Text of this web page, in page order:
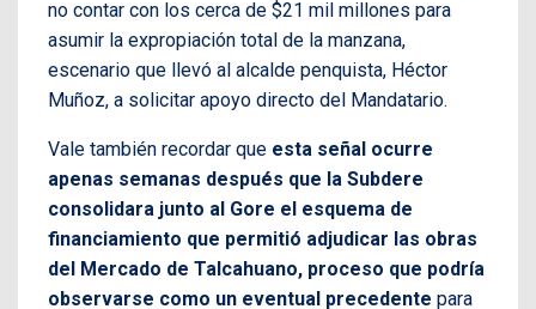
no contar con los cerca de $21 mil millones para
asumir la expropiación total de la manzana,
escenario que llevó al alcalde penquista, Héctor
Muñoz, a solicitar apoyo directo del Mandatario.
Vale también recordar que esta señal ocurre
apenas semanas después que la Subdere
consolidara junto al Gore el esquema de
financiamiento que permitió adjudicar las obras
del Mercado de Talcahuano, proceso que podría
observarse como un eventual precedente para